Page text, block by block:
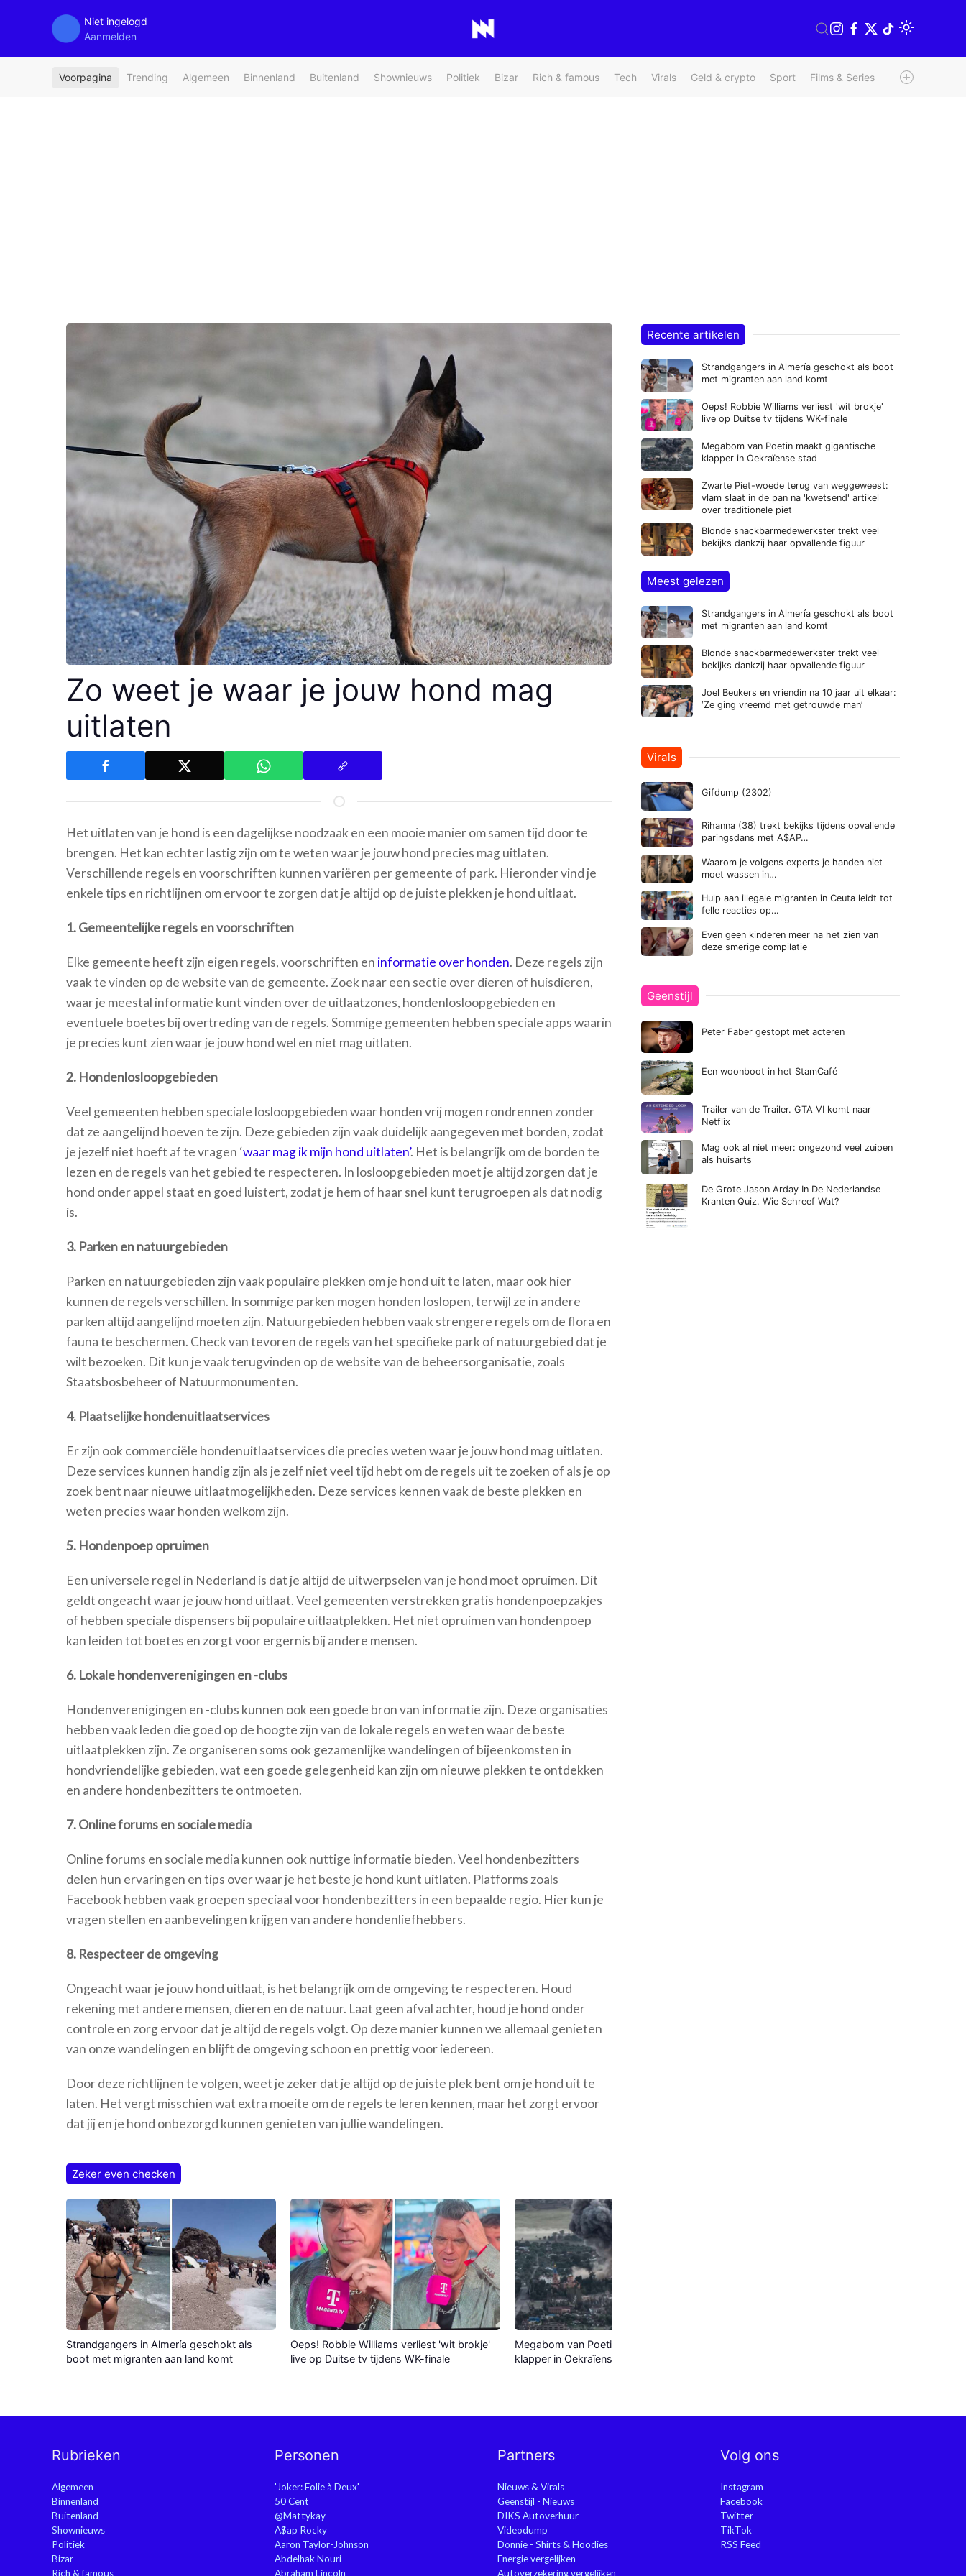
Niet ingelogd
Aanmelden
Voorpagina Trending Algemeen Binnenland Buitenland Shownieuws Politiek Bizar Rich & famous Tech Virals Geld & crypto Sport Films & Series Radio & TV
Zo weet je waar je jouw hond mag
uitlaten
Het uitlaten van je hond is een dagelijkse noodzaak en een mooie manier om samen tijd door te
brengen. Het kan echter lastig zijn om te weten waar je jouw hond precies mag uitlaten.
Verschillende regels en voorschriften kunnen variëren per gemeente of park. Hieronder vind je
enkele tips en richtlijnen om ervoor te zorgen dat je altijd op de juiste plekken je hond uitlaat.
1. Gemeentelijke regels en voorschriften
Elke gemeente heeft zijn eigen regels, voorschriften en informatie over honden. Deze regels zijn
vaak te vinden op de website van de gemeente. Zoek naar een sectie over dieren of huisdieren,
waar je meestal informatie kunt vinden over de uitlaatzones, hondenlosloopgebieden en
eventuele boetes bij overtreding van de regels. Sommige gemeenten hebben speciale apps waarin
je precies kunt zien waar je jouw hond wel en niet mag uitlaten.
2. Hondenlosloopgebieden
Veel gemeenten hebben speciale losloopgebieden waar honden vrij mogen rondrennen zonder
dat ze aangelijnd hoeven te zijn. Deze gebieden zijn vaak duidelijk aangegeven met borden, zodat
je jezelf niet hoeft af te vragen ‘waar mag ik mijn hond uitlaten’. Het is belangrijk om de borden te
lezen en de regels van het gebied te respecteren. In losloopgebieden moet je altijd zorgen dat je
hond onder appel staat en goed luistert, zodat je hem of haar snel kunt terugroepen als dat nodig
is.
3. Parken en natuurgebieden
Parken en natuurgebieden zijn vaak populaire plekken om je hond uit te laten, maar ook hier
kunnen de regels verschillen. In sommige parken mogen honden loslopen, terwijl ze in andere
parken altijd aangelijnd moeten zijn. Natuurgebieden hebben vaak strengere regels om de flora en
fauna te beschermen. Check van tevoren de regels van het specifieke park of natuurgebied dat je
wilt bezoeken. Dit kun je vaak terugvinden op de website van de beheersorganisatie, zoals
Staatsbosbeheer of Natuurmonumenten.
4. Plaatselijke hondenuitlaatservices
Er zijn ook commerciële hondenuitlaatservices die precies weten waar je jouw hond mag uitlaten.
Deze services kunnen handig zijn als je zelf niet veel tijd hebt om de regels uit te zoeken of als je op
zoek bent naar nieuwe uitlaatmogelijkheden. Deze services kennen vaak de beste plekken en
weten precies waar honden welkom zijn.
5. Hondenpoep opruimen
Een universele regel in Nederland is dat je altijd de uitwerpselen van je hond moet opruimen. Dit
geldt ongeacht waar je jouw hond uitlaat. Veel gemeenten verstrekken gratis hondenpoepzakjes
of hebben speciale dispensers bij populaire uitlaatplekken. Het niet opruimen van hondenpoep
kan leiden tot boetes en zorgt voor ergernis bij andere mensen.
6. Lokale hondenverenigingen en -clubs
Hondenverenigingen en -clubs kunnen ook een goede bron van informatie zijn. Deze organisaties
hebben vaak leden die goed op de hoogte zijn van de lokale regels en weten waar de beste
uitlaatplekken zijn. Ze organiseren soms ook gezamenlijke wandelingen of bijeenkomsten in
hondvriendelijke gebieden, wat een goede gelegenheid kan zijn om nieuwe plekken te ontdekken
en andere hondenbezitters te ontmoeten.
7. Online forums en sociale media
Online forums en sociale media kunnen ook nuttige informatie bieden. Veel hondenbezitters
delen hun ervaringen en tips over waar je het beste je hond kunt uitlaten. Platforms zoals
Facebook hebben vaak groepen speciaal voor hondenbezitters in een bepaalde regio. Hier kun je
vragen stellen en aanbevelingen krijgen van andere hondenliefhebbers.
8. Respecteer de omgeving
Ongeacht waar je jouw hond uitlaat, is het belangrijk om de omgeving te respecteren. Houd
rekening met andere mensen, dieren en de natuur. Laat geen afval achter, houd je hond onder
controle en zorg ervoor dat je altijd de regels volgt. Op deze manier kunnen we allemaal genieten
van onze wandelingen en blijft de omgeving schoon en prettig voor iedereen.
Door deze richtlijnen te volgen, weet je zeker dat je altijd op de juiste plek bent om je hond uit te
laten. Het vergt misschien wat extra moeite om de regels te leren kennen, maar het zorgt ervoor
dat jij en je hond onbezorgd kunnen genieten van jullie wandelingen.
Zeker even checken
Strandgangers in Almería geschokt als
boot met migranten aan land komt
Oeps! Robbie Williams verliest 'wit brokje'
live op Duitse tv tijdens WK-finale
Megabom van Poetin maakt gigantische
klapper in Oekraïense stad
Recente artikelen
Strandgangers in Almería geschokt als boot
met migranten aan land komt
Oeps! Robbie Williams verliest 'wit brokje'
live op Duitse tv tijdens WK-finale
Megabom van Poetin maakt gigantische
klapper in Oekraïense stad
Zwarte Piet-woede terug van weggeweest:
vlam slaat in de pan na 'kwetsend' artikel
over traditionele piet
Blonde snackbarmedewerkster trekt veel
bekijks dankzij haar opvallende figuur
Meest gelezen
Strandgangers in Almería geschokt als boot
met migranten aan land komt
Blonde snackbarmedewerkster trekt veel
bekijks dankzij haar opvallende figuur
Joel Beukers en vriendin na 10 jaar uit elkaar:
‘Ze ging vreemd met getrouwde man’
Virals
Gifdump (2302)
Rihanna (38) trekt bekijks tijdens opvallende
paringsdans met A$AP…
Waarom je volgens experts je handen niet
moet wassen in…
Hulp aan illegale migranten in Ceuta leidt tot
felle reacties op…
Even geen kinderen meer na het zien van
deze smerige compilatie
Geenstijl
Peter Faber gestopt met acteren
Een woonboot in het StamCafé
Trailer van de Trailer. GTA VI komt naar
Netflix
Mag ook al niet meer: ongezond veel zuipen
als huisarts
De Grote Jason Arday In De Nederlandse
Kranten Quiz. Wie Schreef Wat?
Rubrieken
Algemeen
Binnenland
Buitenland
Shownieuws
Politiek
Bizar
Rich & famous
Personen
'Joker: Folie à Deux'
50 Cent
@Mattykay
A$ap Rocky
Aaron Taylor-Johnson
Abdelhak Nouri
Abraham Lincoln
Partners
Nieuws & Virals
Geenstijl - Nieuws
DIKS Autoverhuur
Videodump
Donnie - Shirts & Hoodies
Energie vergelijken
Autoverzekering vergelijken
Volg ons
Instagram
Facebook
Twitter
TikTok
RSS Feed